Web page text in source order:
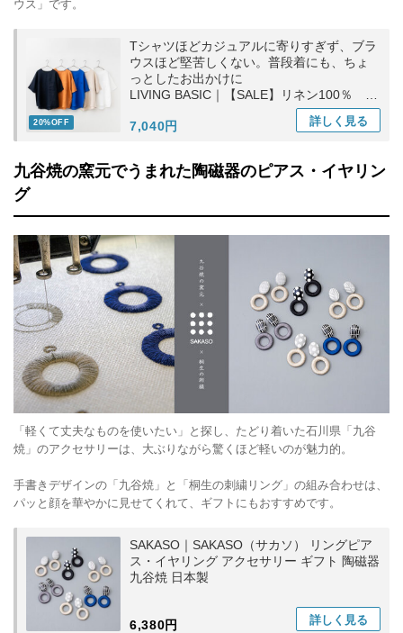
ウス」です。
20%OFF
Tシャツほどカジュアルに寄りすぎず、ブラ
ウスほど堅苦しくない。普段着にも、ちょ
っとしたお出かけに
LIVING BASIC｜【SALE】リネン100％ ポ
ケットTブラウス トップス ギフト お出かけ
7,040円
詳しく 見る
九谷焼の窯元でうまれた陶磁器のピアス・イヤリン
グ
「軽くて丈夫なものを使いたい」と探し、たどり着いた石川県「九谷
焼」のアクセサリーは、大ぶりながら驚くほど軽いのが魅力的。
手書きデザインの「九谷焼」と「桐生の刺繍リング」の組み合わせは、
パッと顔を華やかに見せてくれて、ギフトにもおすすめです。
SAKASO｜SAKASO（サカソ） リングピア
ス・イヤリング アクセサリー ギフト 陶磁器
九谷焼 日本製
6,380円 詳しく 見る